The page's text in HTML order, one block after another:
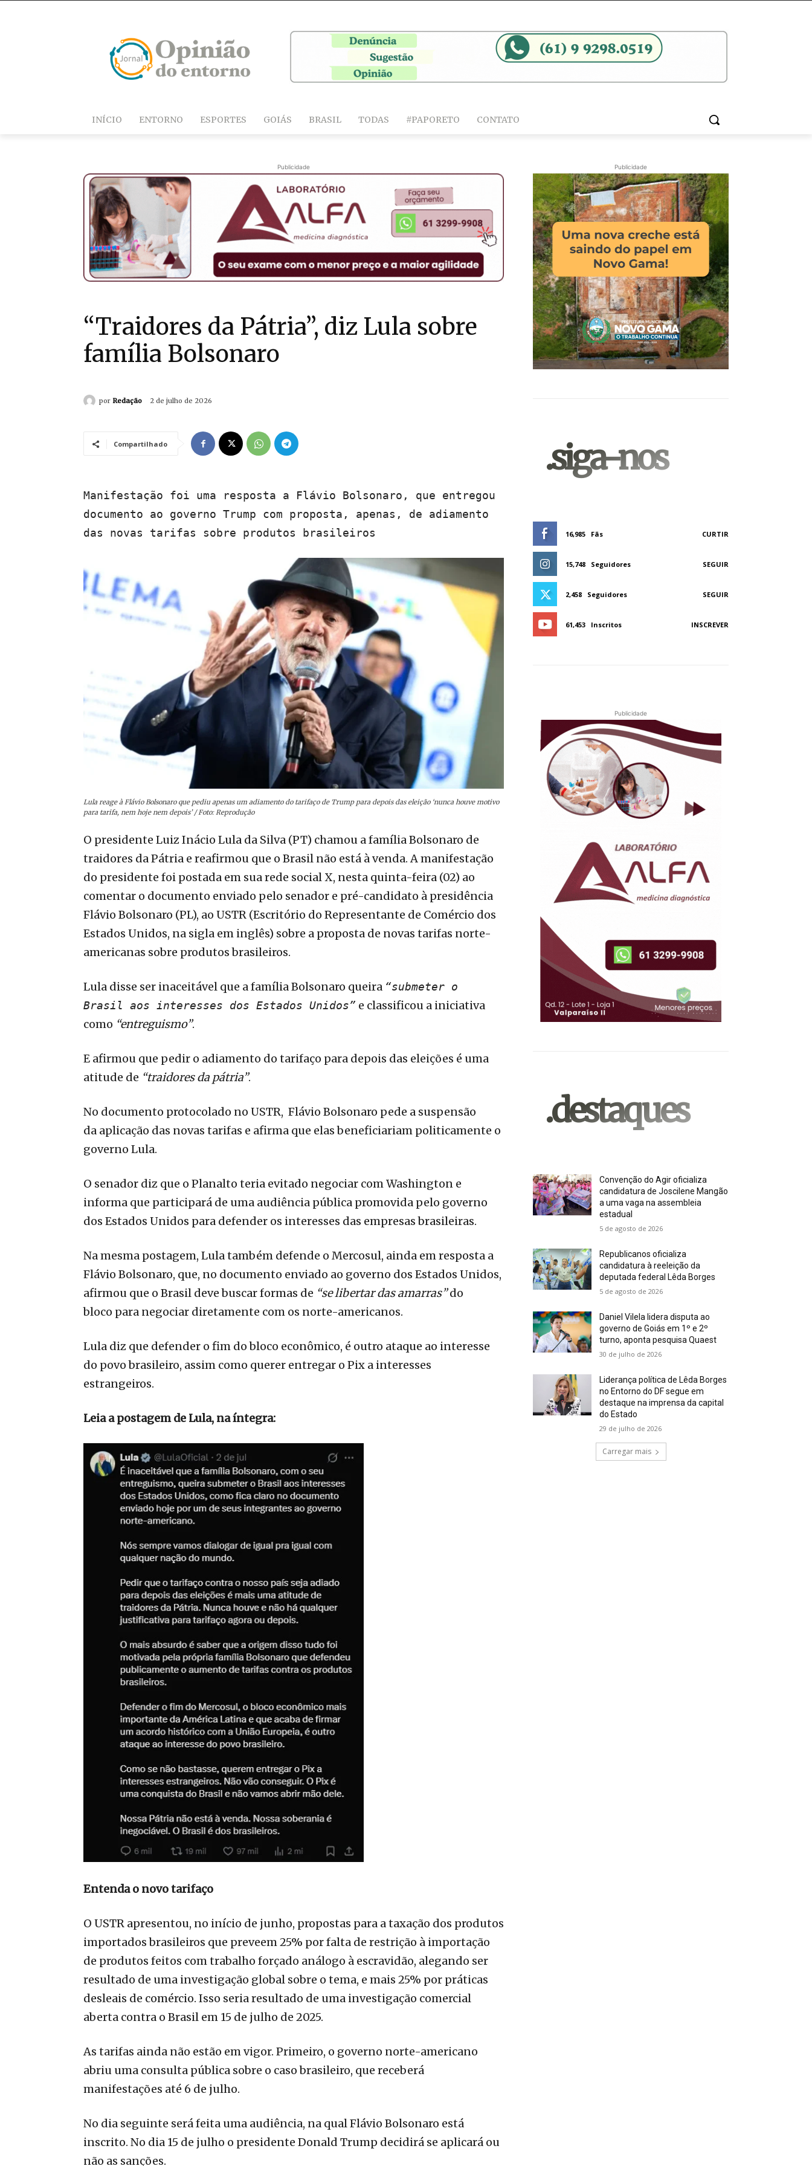
INÍCIO ENTORNO ESPORTES GOIÁS BRASIL TODAS #PAPORETO CONTATO
Publicidade
“Traidores da Pátria”, diz Lula sobre
família Bolsonaro
por Redação 2 de julho de 2026
Compartilhado
Manifestação foi uma resposta a Flávio Bolsonaro, que entregou
documento ao governo Trump com proposta, apenas, de adiamento
das novas tarifas sobre produtos brasileiros
Lula reage à Flávio Bolsonaro que pediu apenas um adiamento do tarifaço de Trump para depois das eleição ‘nunca houve motivo
para tarifa, nem hoje nem depois’ / Foto: Reprodução
O presidente Luiz Inácio Lula da Silva (PT) chamou a família Bolsonaro de
traidores da Pátria e reafirmou que o Brasil não está à venda. A manifestação
do presidente foi postada em sua rede social X, nesta quinta-feira (02) ao
comentar o documento enviado pelo senador e pré-candidato à presidência
Flávio Bolsonaro (PL), ao USTR (Escritório do Representante de Comércio dos
Estados Unidos, na sigla em inglês) sobre a proposta de novas tarifas norte-
americanas sobre produtos brasileiros.
Lula disse ser inaceitável que a família Bolsonaro queira “submeter o
Brasil aos interesses dos Estados Unidos” e classificou a iniciativa
como “entreguismo”.
E afirmou que pedir o adiamento do tarifaço para depois das eleições é uma
atitude de “traidores da pátria”.
No documento protocolado no USTR, Flávio Bolsonaro pede a suspensão
da aplicação das novas tarifas e afirma que elas beneficiariam politicamente o
governo Lula.
O senador diz que o Planalto teria evitado negociar com Washington e
informa que participará de uma audiência pública promovida pelo governo
dos Estados Unidos para defender os interesses das empresas brasileiras.
Na mesma postagem, Lula também defende o Mercosul, ainda em resposta a
Flávio Bolsonaro, que, no documento enviado ao governo dos Estados Unidos,
afirmou que o Brasil deve buscar formas de “se libertar das amarras”do
bloco para negociar diretamente com os norte-americanos.
Lula diz que defender o fim do bloco econômico, é outro ataque ao interesse
do povo brasileiro, assim como querer entregar o Pix a interesses
estrangeiros.
Leia a postagem de Lula, na íntegra:
Entenda o novo tarifaço
O USTR apresentou, no início de junho, propostas para a taxação dos produtos
importados brasileiros que preveem 25% por falta de restrição à importação
de produtos feitos com trabalho forçado análogo à escravidão, alegando ser
resultado de uma investigação global sobre o tema, e mais 25% por práticas
desleais de comércio. Isso seria resultado de uma investigação comercial
aberta contra o Brasil em 15 de julho de 2025.
As tarifas ainda não estão em vigor. Primeiro, o governo norte-americano
abriu uma consulta pública sobre o caso brasileiro, que receberá
manifestações até 6 de julho.
No dia seguinte será feita uma audiência, na qual Flávio Bolsonaro está
inscrito. No dia 15 de julho o presidente Donald Trump decidirá se aplicará ou
não as sanções.
Publicidade
.siga-nos
16,985 Fãs CURTIR
15,748 Seguidores SEGUIR
2,458 Seguidores SEGUIR
61,453 Inscritos INSCREVER
Publicidade
.destaques
Convenção do Agir oficializa
candidatura de Joscilene Mangão
a uma vaga na assembleia
estadual
5 de agosto de 2026
Republicanos oficializa
candidatura à reeleição da
deputada federal Lêda Borges
5 de agosto de 2026
Daniel Vilela lidera disputa ao
governo de Goiás em 1º e 2º
turno, aponta pesquisa Quaest
30 de julho de 2026
Liderança política de Lêda Borges
no Entorno do DF segue em
destaque na imprensa da capital
do Estado
29 de julho de 2026
Carregar mais